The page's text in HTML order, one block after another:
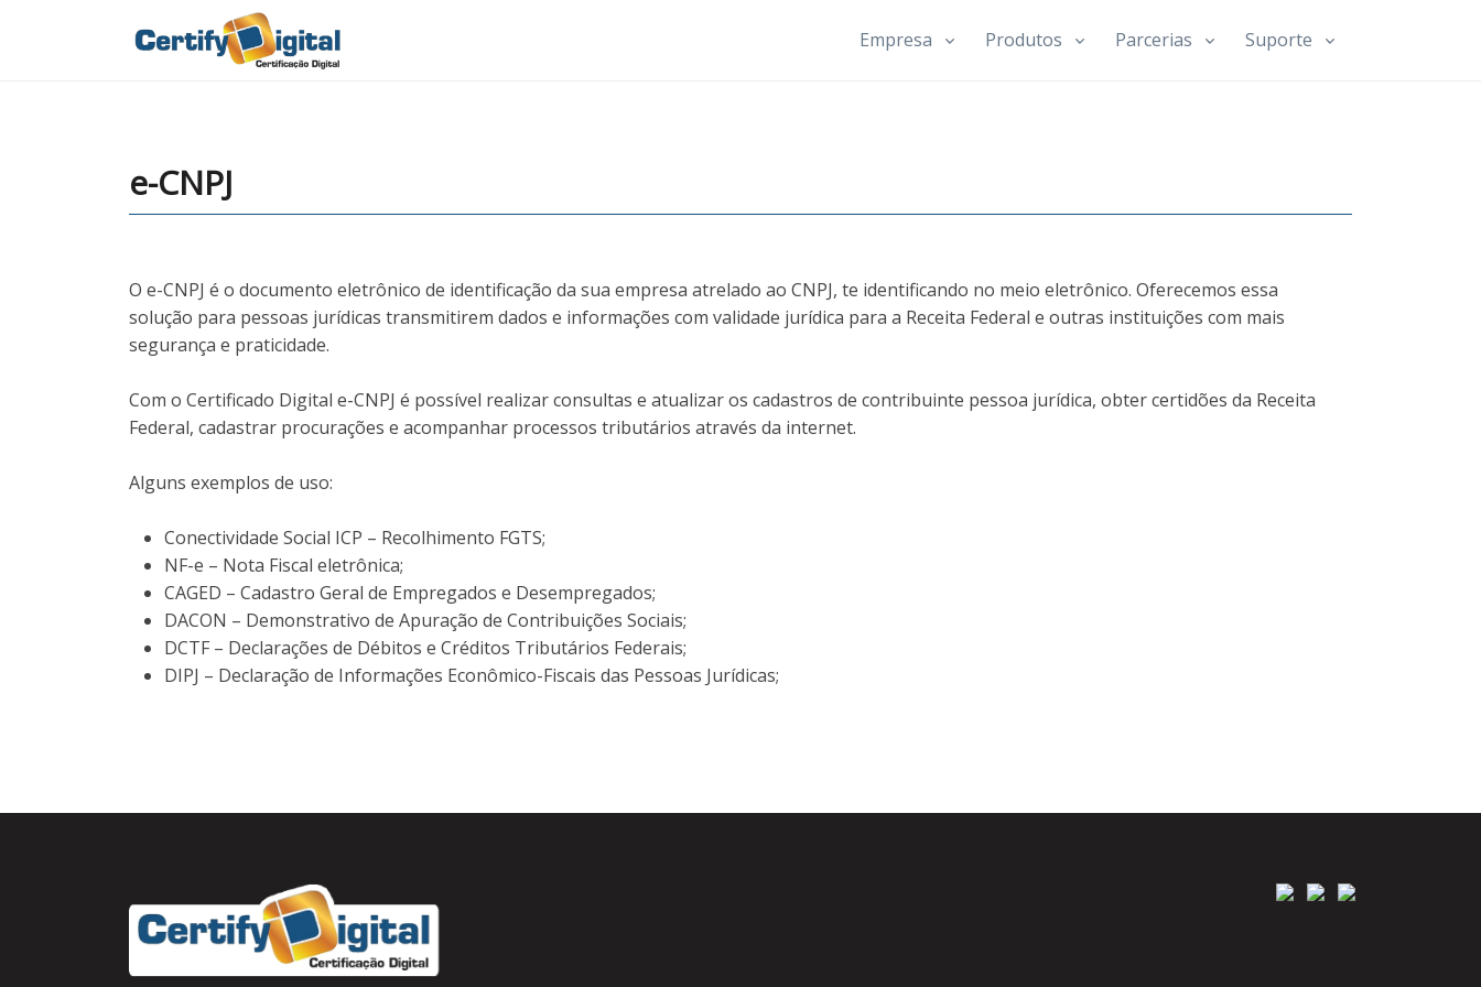
Empresa Produtos Parcerias Suporte
e-CNPJ
O e-CNPJ é o documento eletrônico de identificação da sua empresa atrelado ao CNPJ, te identificando no meio eletrônico. Oferecemos essa
solução para pessoas jurídicas transmitirem dados e informações com validade jurídica para a Receita Federal e outras instituições com mais
segurança e praticidade.
Com o Certificado Digital e-CNPJ é possível realizar consultas e atualizar os cadastros de contribuinte pessoa jurídica, obter certidões da Receita
Federal, cadastrar procurações e acompanhar processos tributários através da internet.
Alguns exemplos de uso:
Conectividade Social ICP – Recolhimento FGTS;
NF-e – Nota Fiscal eletrônica;
CAGED – Cadastro Geral de Empregados e Desempregados;
DACON – Demonstrativo de Apuração de Contribuições Sociais;
DCTF – Declarações de Débitos e Créditos Tributários Federais;
DIPJ – Declaração de Informações Econômico-Fiscais das Pessoas Jurídicas;